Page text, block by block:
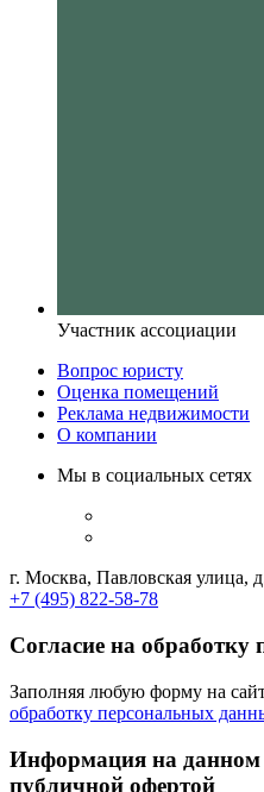
Участник ассоциации
Вопрос юристу
Оценка помещений
Реклама недвижимости
О компании
Мы в социальных сетях
г. Москва, Павловская улица,
+7 (495) 822-58-78
Согласие на
Заполняя любую форму на
обработку персональных
Информация на данном
публичной офертой